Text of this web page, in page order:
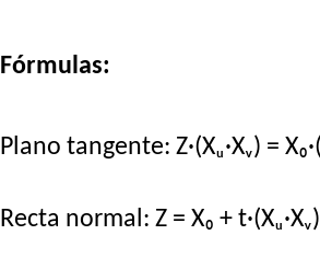
Fórmulas:
Plano tangente: Z·(Xᵤ·Xᵥ) =
Recta normal: Z = X₀ + t·(Xᵤ·Xᵥ)